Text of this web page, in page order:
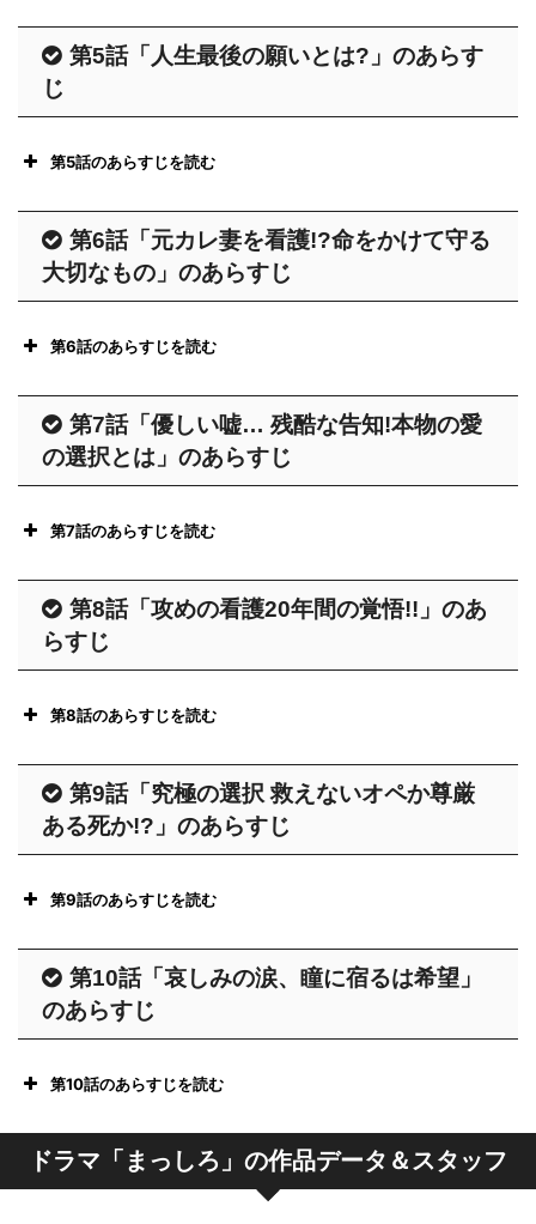
や薬物中毒など問題だらけのナー
ス、わがまま患者など曲者ぞろい。
朱里に厳しくあたり前途多難な毎日
だ……。
ある日、病院に大学教授の 北松 (鹿
賀丈史) がやってくる。朱里が担当
になるが、北松はオペ以外の治療を
いて 息子 (渡辺大) も含め、一切口
外しないことを要求する。
る嫉妬や策略。人間関係が複雑怪奇
なナースの世界はまさに白い大奥。
朱里はその世界に戸惑いながらも、
あらすじ｜TBSテレビ：火曜ドラ
マ『まっしろ』
謝絶、心と朱里以外は部屋に立ち入
の医者や看護師にも一切、口外しな
いよう言い渡す。明日香（菜々緒）
ことになる朱里だが、玉の輿を狙う
朱里は、玉垣の秘書・井坂 (竹財輝
之助) に心ときめき、意に介さな
い。そしてさらに、看護師たちの反
一方、医師の 仲野孝太郎 (柳楽優弥)
は、敷地内で転倒し頭を打った 種田
別に入院させる。ところが、このこ
とが東王病院に大きな災いをもたら
し……。
て、2人の間に穏やかな空気が流れ
た。
ある日、朱里 (堀北真希) は先輩看護
師たちに取り囲まれ、心に自分たち
の不満を伝え、改善を進言するよう
人とも人ごとだ。ひょんなことから
仲野 (柳楽優弥) に背中をおされ、ど
うにか心に不満を伝えると、意外に
い木綿子は、心と大江の関係が特別
は心にまでその事を伝え……。
は看護師長の座を奪われるのか？
あらすじ｜TBSテレビ：火曜ドラ
ある夜、朱里 (堀北真希) の携帯に、
元彼の 誠吾 (細田善彦) から連絡が
にせず電話を切る。玉の輿婚にかけ
その頃、さくら (MEGUMI) はオペ
ナースの 恵 (水野美紀) を呼び出
についての不満を訴えていた。さく
意見できるはず !! と訴える。
そんな中、心主宰の勉強会が開か
意見を求める。影ではいろいろと不
満を抱える面々も、いざ本人を目の
ら連絡が入った。緊急入院の患者が
搬送されて来るというのだ。緊急入
院してきたのは、プロサッカー選手
の 末長徹郎 (蕨野友也) で病院にも
も誰が担当になるかで色めき立って
いた。
皆が注目する中、心は徹郎の担当に
朱里を指名。ところが、またもや
僚ナース達は、心に不満を抱く。恵
ることを告げるが、心は 「シフトは
よく考えた上で決めている」 と一蹴
第5話「人生最後の願いとは?」のあらす
じ
第5話のあらすじを読む
看護師長の座をめぐる院内の派閥争
いに巻き込まれた 朱里 (堀北真希)、
菜々 (志田未来)、木綿子 (高梨臨) ら
行動することに。
菜々は さくら (MEGUMI) の元へと
向かう。
へ……。
翌朝、東王病院に新たな入院患者が
やって来る。その患者、勝呂 (竜雷
太) は静岡県在住の実業家で、都内
なかなかのツワモノ。担当になった
朱里とさくらが 仲野 (柳楽優弥) と
共に勝呂の部屋へと向かうと仲野に
扱いしたりとやりたい放題。
ところが朱里は老人介護の病棟にい
た経験を活かし勝呂に接し、徐々に
二人の間に信頼関係が生まれるのだ
に驚くべき発言が…？？
あらすじ｜TBSテレビ：火曜ドラ
マ『まっしろ』
第6話「元カレ妻を看護!?命をかけて守る
大切なもの」のあらすじ
第6話のあらすじを読む
東王病院のナースステーションで
は、師長の 心 (木村多江) に対する
不満が一部のナース達の間で爆発
でオペナースである 恵 (水野美紀)
いた。
そんな中、さくら (MEGUMI) から
退職の意思を伝えられた恵は、セン
を仰ぐことに。佐藤に集められた
心、恵、朱里 (堀北真希)、さくら
は、互いに思っていることを言い合
ん預かる、と言うのだが……。
そんな中、朱里の携帯に元カレ・誠
かかってくることに嫌気が差してい
の前にいると言う。
第7話「優しい嘘… 残酷な告知!本物の愛
の選択とは」のあらすじ
第7話のあらすじを読む
突然の人事発令で 恵 (水野美紀) が
総合外科病棟の看護師長に任命され
わり手術室看護のオペナースとして
恵は昇格、心は さくら (MEGUMI)
が院内の薬を無断で持ち出したこと
った降格だ。
が看護師長としての所信表明を行っ
ていた。そこで恵は、心とは別の自
分なりの看護に対する思いを看護師
たちに告げる。
そんな中、製薬会社の 社長婦人 (高
林由紀子) が急患で搬送されてき
第8話「攻めの看護20年間の覚悟!!」のあ
らすじ
第8話のあらすじを読む
仲野 (柳楽優弥) から病状について真
実を告げられた 大江 (眞島秀和)
は、その事実を受け止められず手術
(木村多江) は自分のついた嘘を心苦
も問題があるのでは？と医師達に問
いかける。
そんな中、仲野の父で外科学会の会
麻伸) が東王病院にやってきた。幸
助は 佐藤 (石黒賢) の恩師ともいえ
第9話「究極の選択 救えないオペか尊厳
ある死か!?」のあらすじ
第9話のあらすじを読む
帝都大学の 仲野幸助 (宅麻伸) を敵
にまわし、マスコミと学会から医療
とホスピタリティーについて批判さ
態を収めるため 朱里 (堀北真希)、
3人をクビにするか、佐藤 (石黒賢)
が辞するよう幸助から要求された
第10話「哀しみの涙、瞳に宿るは希望」
のあらすじ
第10話のあらすじを読む
朱里 (堀北真希) は、これまでの 大
江 (眞島秀和) の言動の数々を思い返
しながら、彼が誰よりも強烈に 「
ドラマ「まっしろ」の作品データ＆スタッフ